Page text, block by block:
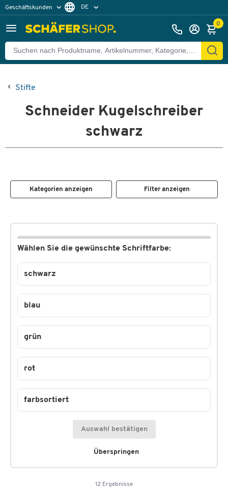
Geschäftskunden DE
0
Stifte
Schneider Kugelschreiber
schwarz
Kategorien anzeigen Filter anzeigen
Wählen Sie die gewünschte Schriftfarbe:
Überspringen
schwarz
blau
grün
rot
farbsortiert
Auswahl bestätigen
12 Ergebnisse